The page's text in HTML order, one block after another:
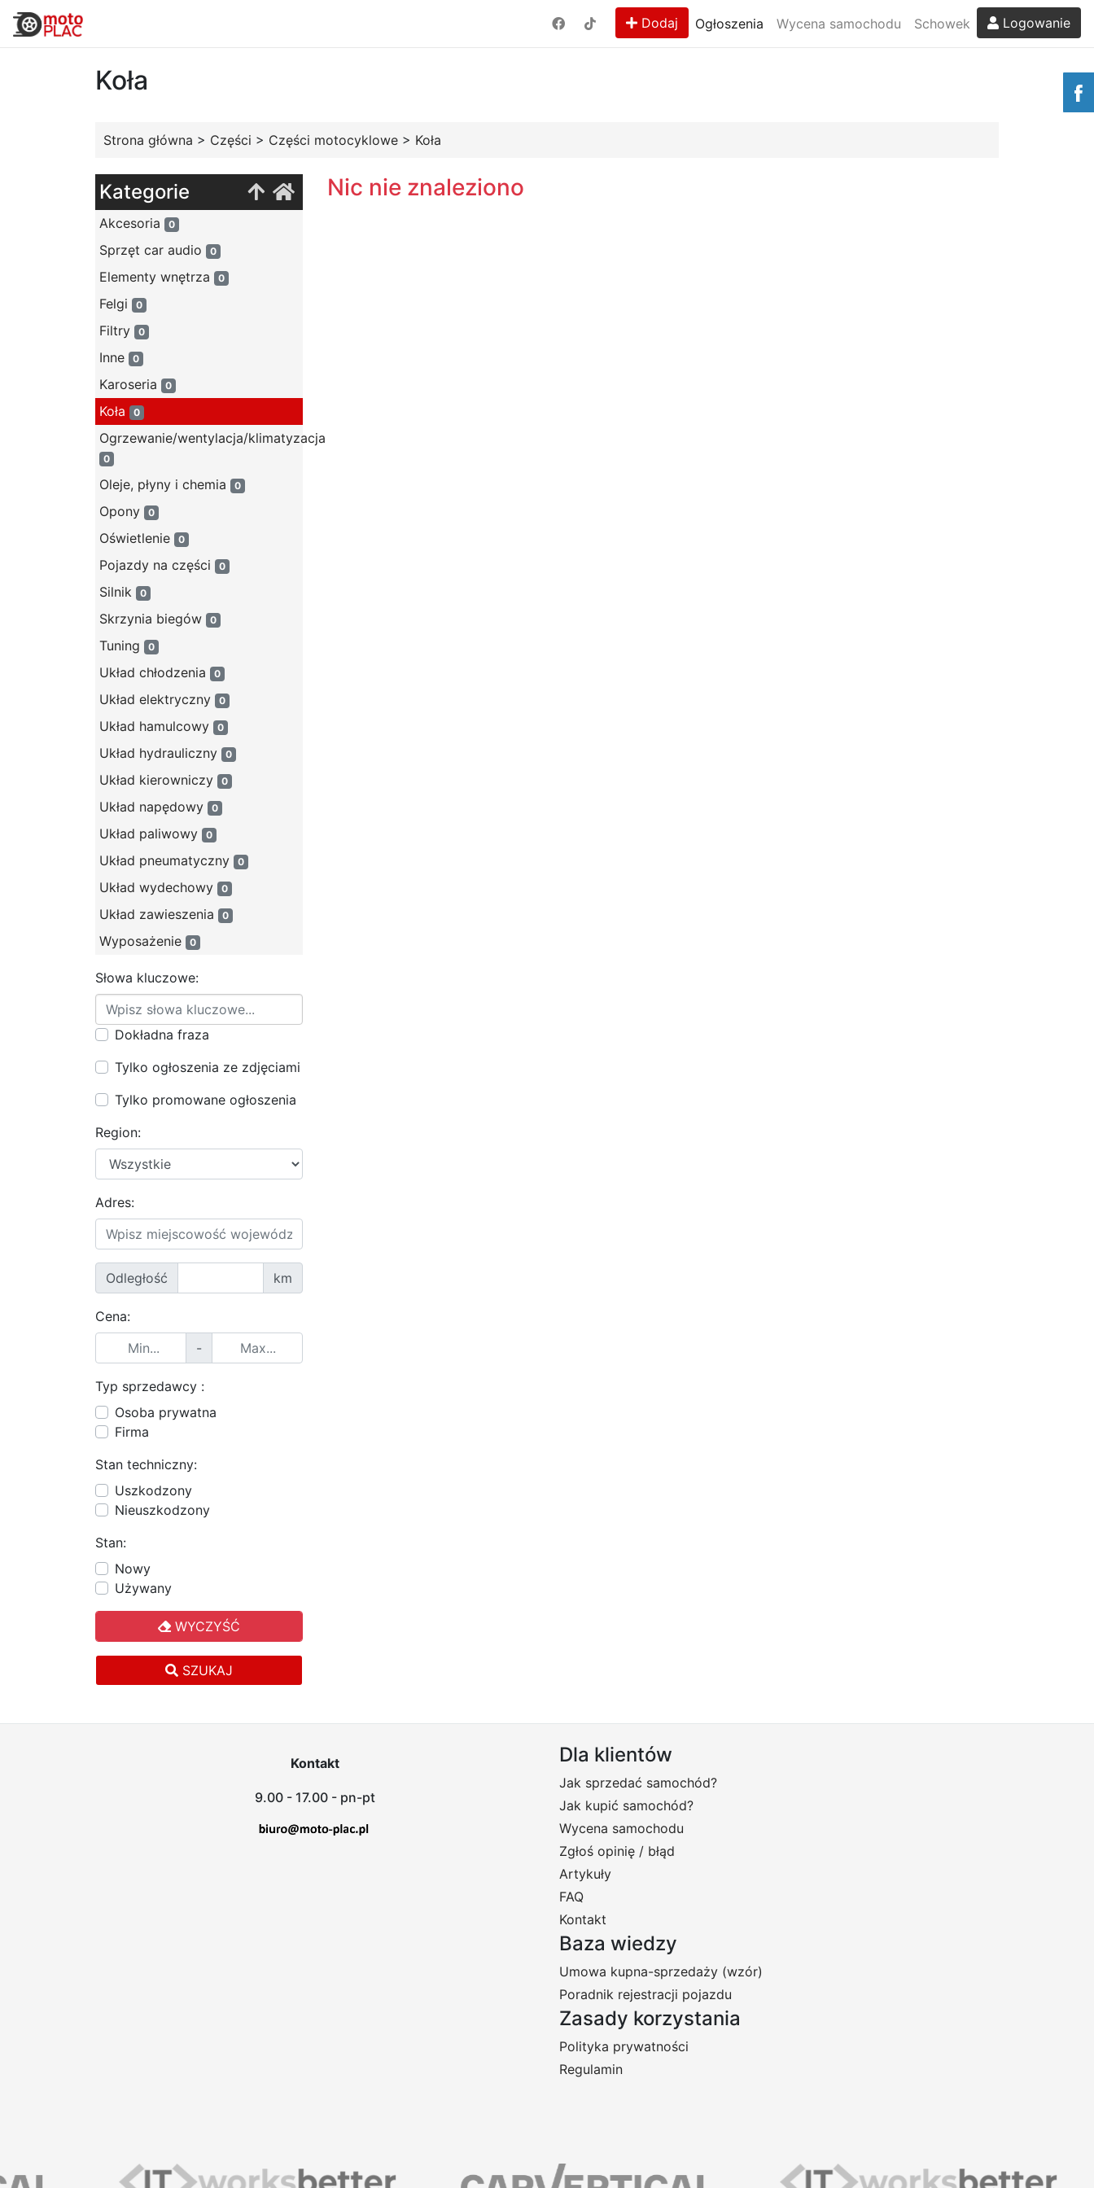
Dodaj Ogłoszenia Wycena samochodu Schowek Logowanie
Koła
Strona główna > Części > Części motocyklowe > Koła
Kategorie
Akcesoria 0
Sprzęt car audio 0
Elementy wnętrza 0
Felgi 0
Filtry 0
Inne 0
Karoseria 0
Koła 0
Ogrzewanie/wentylacja/klimatyzacja
0
Oleje, płyny i chemia 0
Opony 0
Oświetlenie 0
Pojazdy na części 0
Silnik 0
Skrzynia biegów 0
Tuning 0
Układ chłodzenia 0
Układ elektryczny 0
Układ hamulcowy 0
Układ hydrauliczny 0
Układ kierowniczy 0
Układ napędowy 0
Układ paliwowy 0
Układ pneumatyczny 0
Układ wydechowy 0
Układ zawieszenia 0
Wyposażenie 0
Słowa kluczowe:
Dokładna fraza
Tylko ogłoszenia ze zdjęciami
Tylko promowane ogłoszenia
Region:
Adres:
Odległość km
Cena:
-
Typ sprzedawcy :
Osoba prywatna
Firma
Stan techniczny:
Uszkodzony
Nieuszkodzony
Stan:
Nowy
Używany
WYCZYŚĆ
SZUKAJ
Nic nie znaleziono
Kontakt
9.00 - 17.00 - pn-pt
Dla klientów
Jak sprzedać samochód?
Jak kupić samochód?
Wycena samochodu
Zgłoś opinię / błąd
Artykuły
FAQ
Kontakt
Baza wiedzy
Umowa kupna-sprzedaży (wzór)
Poradnik rejestracji pojazdu
Zasady korzystania
Polityka prywatności
Regulamin